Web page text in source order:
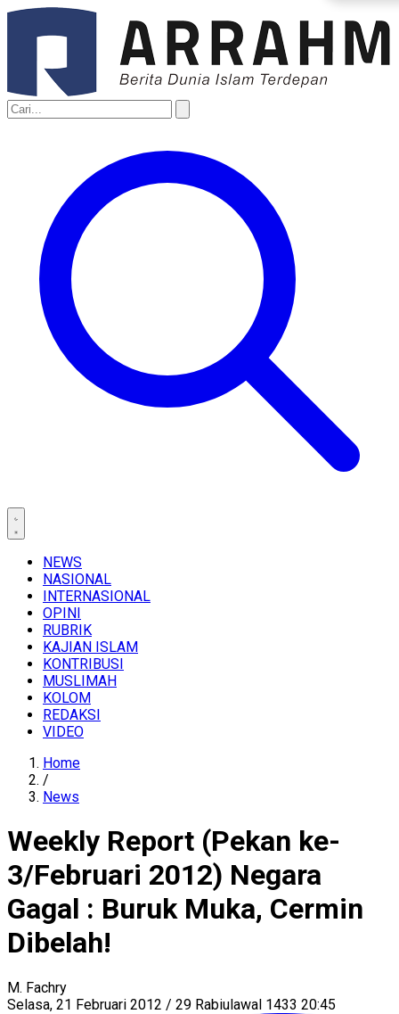
NEWS
NASIONAL
INTERNASIONAL
OPINI
RUBRIK
KAJIAN ISLAM
KONTRIBUSI
MUSLIMAH
KOLOM
REDAKSI
VIDEO
Home
/
News
Weekly Report (Pekan ke-
3/Februari 2012) Negara
Gagal : Buruk Muka, Cermin
Dibelah!
M. Fachry
Selasa, 21 Februari 2012 / 29 Rabiulawal 1433 20:45